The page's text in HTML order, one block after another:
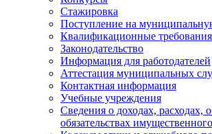
Стажировка
Поступление на
Квалификационные требования
Законодательство
Информация для работодателей
Аттестация муниципальных
Контактная информация
Учебные учреждения
Сведения о доходах, расходах,
обязательствах